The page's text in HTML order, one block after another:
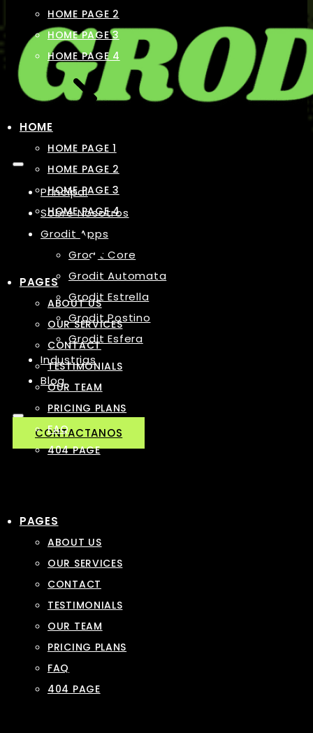
Principal
Sobre Nosotros
Grodit Apps
Grodit Core
Grodit Automata
Grodit Estrella
Grodit Postino
Grodit Esfera
Industrias
Blog
CONTACTANOS
HOME PAGE 2
HOME PAGE 3
HOME PAGE 4
HOME
HOME PAGE 1
HOME PAGE 2
HOME PAGE 3
HOME PAGE 4
PAGES
ABOUT US
OUR SERVICES
CONTACT
TESTIMONIALS
OUR TEAM
PRICING PLANS
FAQ
404 PAGE
PAGES
ABOUT US
OUR SERVICES
CONTACT
TESTIMONIALS
OUR TEAM
PRICING PLANS
FAQ
404 PAGE